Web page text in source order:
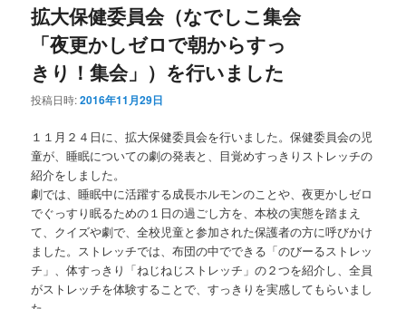
拡大保健委員会（なでしこ集会
「夜更かしゼロで朝からすっ
きり！集会」）を行いました
投稿日時:2016年11月29日
１１月２４日に、拡大保健委員会を行いました。保健委員会の児
童が、睡眠についての劇の発表と、目覚めすっきりストレッチの
紹介をしました。
劇では、睡眠中に活躍する成長ホルモンのことや、夜更かしゼロ
でぐっすり眠るための１日の過ごし方を、本校の実態を踏まえ
て、クイズや劇で、全校児童と参加された保護者の方に呼びかけ
ました。ストレッチでは、布団の中でできる「のびーるストレッ
チ」、体すっきり「ねじねじストレッチ」の２つを紹介し、全員
がストレッチを体験することで、すっきりを実感してもらいまし